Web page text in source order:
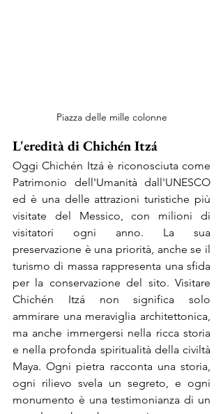
Piazza delle mille colonne
L'eredità di Chichén Itzá
Oggi Chichén Itzá è riconosciuta come
Patrimonio dell'Umanità dall'UNESCO
ed è una delle attrazioni turistiche più
visitate del Messico, con milioni di
visitatori ogni anno. La sua
preservazione è una priorità, anche se il
turismo di massa rappresenta una sfida
per la conservazione del sito. Visitare
Chichén Itzá non significa solo
ammirare una meraviglia architettonica,
ma anche immergersi nella ricca storia
e nella profonda spiritualità della civiltà
Maya. Ogni pietra racconta una storia,
ogni rilievo svela un segreto, e ogni
monumento è una testimonianza di un